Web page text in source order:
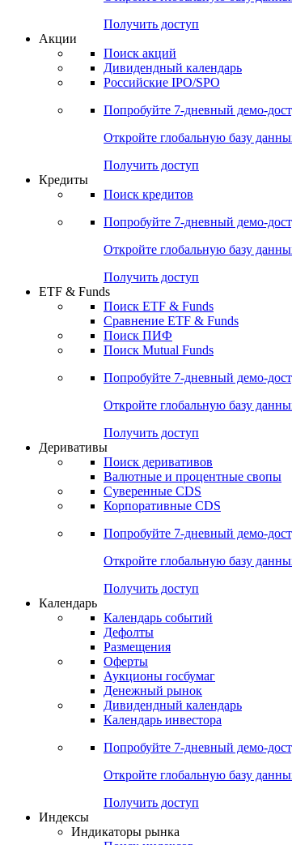
Попробуйте7-дневный
Откройте глобальную базу данных
Получить доступ
Акции
Поиск акций
Дивидендный календарь
Российские IPO/SPO
Попробуйте7-дневный
Откройте глобальную базу данных
Получить доступ
Кредиты
Поиск кредитов
Попробуйте7-дневный
Откройте глобальную базу данных
Получить доступ
ETF & Funds
Поиск ETF & Funds
Сравнение ETF & Funds
Поиск ПИФ
Поиск Mutual Funds
Попробуйте7-дневный
Откройте глобальную базу данных
Получить доступ
Деривативы
Поиск деривативов
Валютные и процентные свопы
Суверенные CDS
Корпоративные CDS
Попробуйте7-дневный
Откройте глобальную базу данных
Получить доступ
Календарь
Календарь событий
Дефолты
Размещения
Оферты
Аукционы госбумаг
Денежный рынок
Дивидендный календарь
Календарь инвестора
Попробуйте7-дневный